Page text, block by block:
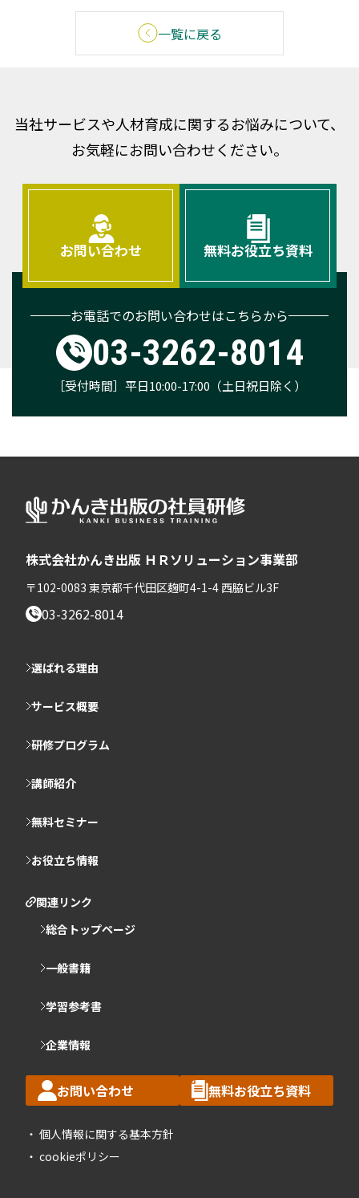
一覧に戻る
当社サービスや人材育成に関するお悩みについて、
お気軽にお問い合わせください。
お問い合わせ 無料お役立ち資料
お電話でのお問い合わせはこちらから
03-3262-8014
［受付時間］平日10:00-17:00（土日祝日除く）
株式会社かんき出版 ＨＲソリューション事業部
〒102-0083 東京都千代田区麹町4-1-4 西脇ビル3F
03-3262-8014
選ばれる理由
サービス概要
研修プログラム
講師紹介
無料セミナー
お役立ち情報
関連リンク
総合トップページ
一般書籍
学習参考書
企業情報
お問い合わせ 無料お役立ち資料
個人情報に関する基本方針
cookieポリシー